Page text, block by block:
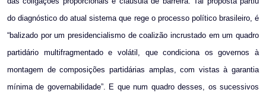
do diagnóstico do atual sistema que rege o processo político brasileiro, é
“balizado por um presidencialismo de coalizão incrustado em um quadro
partidário multifragmentado e volátil, que condiciona os governos à
montagem de composições partidárias amplas, com vistas à garantia
mínima de governabilidade”. E que num quadro desses, os sucessivos